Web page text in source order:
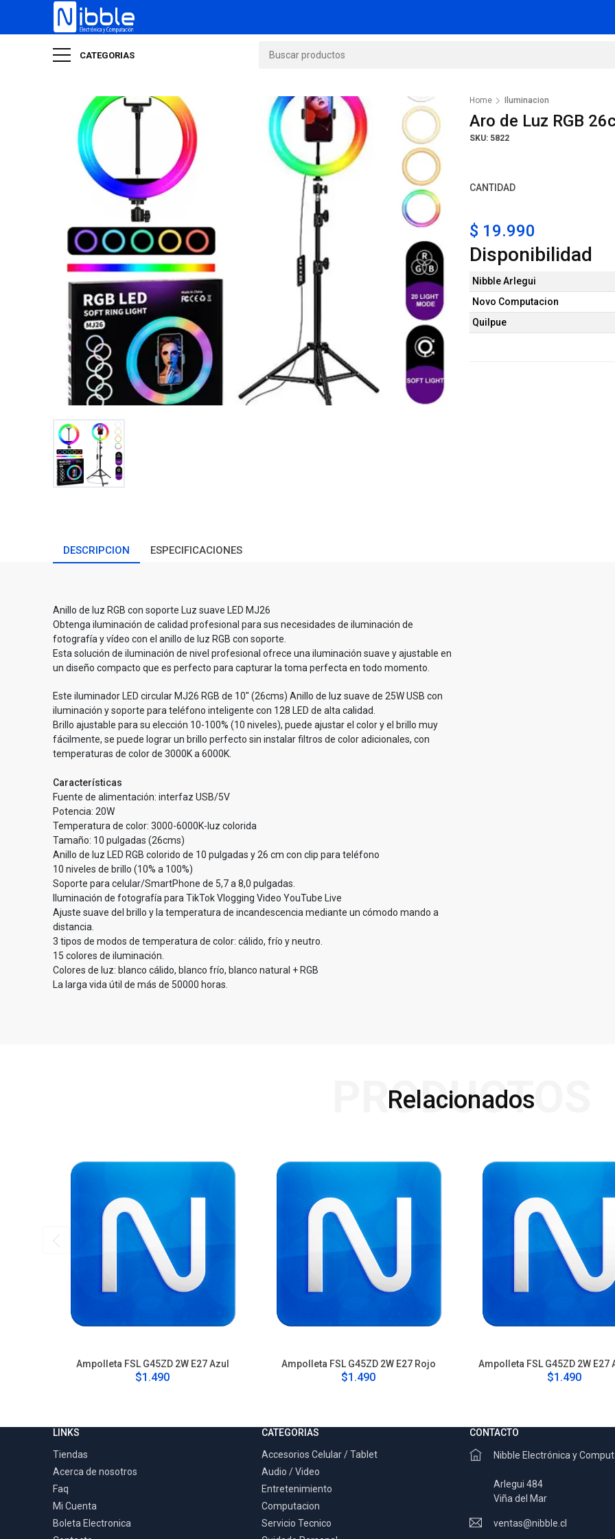
CATEGORIAS
Home Iluminacion
Aro de Luz RGB
SKU: 5822
CANTIDAD
$ 19.990
Disponibilidad
Nibble Arlegui
Novo Computacion
Quilpue
DESCRIPCION ESPECIFICACIONES
Anillo de luz RGB con soporte Luz suave LED MJ26
Obtenga iluminación de calidad profesional para sus necesidades de iluminación de
fotografía y vídeo con el anillo de luz RGB con soporte.
Esta solución de iluminación de nivel profesional ofrece una iluminación suave y ajustable en
un diseño compacto que es perfecto para capturar la toma perfecta en todo momento.
Este iluminador LED circular MJ26 RGB de 10″ (26cms) Anillo de luz suave de 25W USB con
iluminación y soporte para teléfono inteligente con 128 LED de alta calidad.
Brillo ajustable para su elección 10-100% (10 niveles), puede ajustar el color y el brillo muy
fácilmente, se puede lograr un brillo perfecto sin instalar filtros de color adicionales, con
temperaturas de color de 3000K a 6000K.
Características
Fuente de alimentación: interfaz USB/5V
Potencia: 20W
Temperatura de color: 3000-6000K-luz colorida
Tamaño: 10 pulgadas (26cms)
Anillo de luz LED RGB colorido de 10 pulgadas y 26 cm con clip para teléfono
10 niveles de brillo (10% a 100%)
Soporte para celular/SmartPhone de 5,7 a 8,0 pulgadas.
Iluminación de fotografía para TikTok Vlogging Video YouTube Live
Ajuste suave del brillo y la temperatura de incandescencia mediante un cómodo mando a
distancia.
3 tipos de modos de temperatura de color: cálido, frío y neutro.
15 colores de iluminación.
Colores de luz: blanco cálido, blanco frío, blanco natural + RGB
La larga vida útil de más de 50000 horas.
Relacionados
PRODUCTOS
Ampolleta FSL G45ZD 2W E27 Azul
$1.490
Ampolleta FSL G45ZD 2W E27 Rojo
$1.490
Ampolleta FSL G45ZD 2W
$1.490
LINKS
Tiendas
Acerca de nosotros
Faq
Mi Cuenta
Boleta Electronica
CATEGORIAS
Accesorios Celular / Tablet
Audio / Video
Entretenimiento
Computacion
Servicio Tecnico
CONTACTO
Nibble Electrónica y
Arlegui 484
Viña del Mar
ventas@nibble.cl